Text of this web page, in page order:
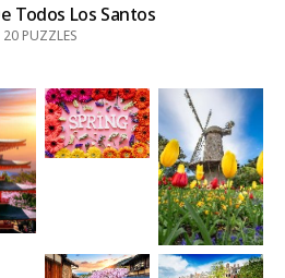
Todos Los Santos
20 PUZZLES